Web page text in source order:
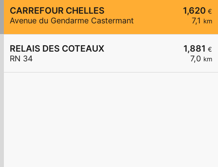
1,620 €
7,1 km
CARREFOUR CHELLES
Avenue du Gendarme Castermant
1,881 €
7,0 km
RELAIS DES COTEAUX
RN 34